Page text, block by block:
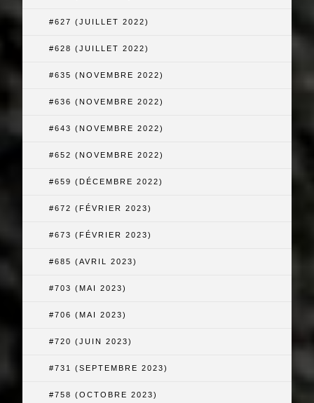
#627 (JUILLET 2022)
#628 (JUILLET 2022)
#635 (NOVEMBRE 2022)
#636 (NOVEMBRE 2022)
#643 (NOVEMBRE 2022)
#652 (NOVEMBRE 2022)
#659 (DÉCEMBRE 2022)
#672 (FÉVRIER 2023)
#673 (FÉVRIER 2023)
#685 (AVRIL 2023)
#703 (MAI 2023)
#706 (MAI 2023)
#720 (JUIN 2023)
#731 (SEPTEMBRE 2023)
#758 (OCTOBRE 2023)